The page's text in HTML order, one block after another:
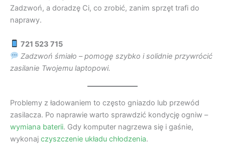
Zadzwoń, a doradzę Ci, co zrobić, zanim sprzęt trafi do
naprawy.
721 523 715
Zadzwoń śmiało – pomogę szybko i solidnie przywrócić
zasilanie Twojemu laptopowi.
Problemy z ładowaniem to często gniazdo lub przewód
zasilacza. Po naprawie warto sprawdzić kondycję ogniw –
wymiana baterii. Gdy komputer nagrzewa się i gaśnie,
wykonaj czyszczenie układu chłodzenia.